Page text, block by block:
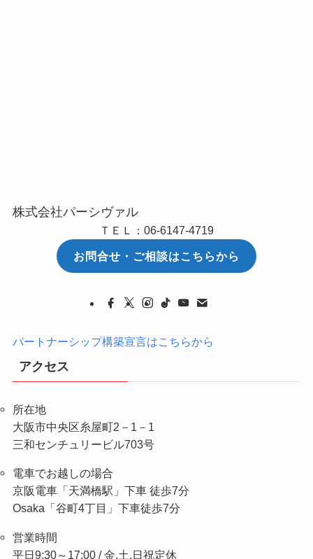
株式会社パーシヴァル
ＴＥＬ：06-6147-4719
お問合せ・ご相談はこちらから
パートナーシップ構築宣言はこちらから
アクセス
所在地
大阪市中央区糸屋町2－1－1
三和センチュリービル703号
電車でお越しの場合
京阪電車「天満橋駅」下車 徒歩7分
Osaka「谷町4丁目」下車徒歩7分
営業時間
平日9:30～17:00 / 金,土,日祝定休